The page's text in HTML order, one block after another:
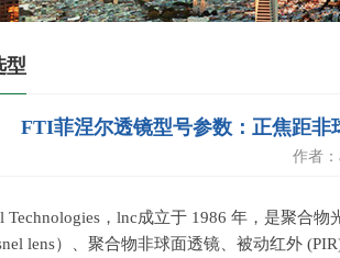
型
FTI菲涅尔透镜型号参数：正焦距非
作者
Technologies， lnc成立于 1986 年，是聚合物
lens）、聚合物非球面透镜、被动红外